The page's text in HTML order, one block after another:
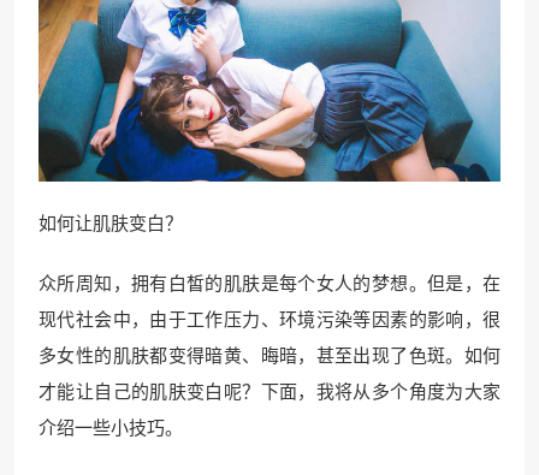
如何让肌肤变白？
众所周知，拥有白皙的肌肤是每个女人的梦想。但是，在
现代社会中，由于工作压力、环境污染等因素的影响，很
多女性的肌肤都变得暗黄、晦暗，甚至出现了色斑。如何
才能让自己的肌肤变白呢？下面，我将从多个角度为大家
介绍一些小技巧。